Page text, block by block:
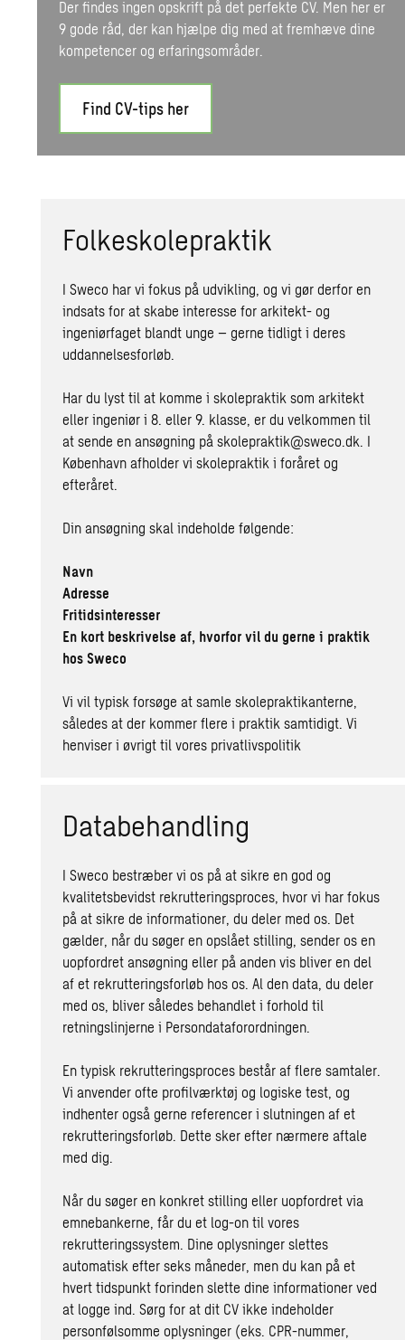
Der findes ingen opskrift på det perfekte CV. Men her er
9 gode råd, der kan hjælpe dig med at fremhæve dine
kompetencer og erfaringsområder.
Find CV-tips her
Folkeskolepraktik
I Sweco har vi fokus på udvikling, og vi gør derfor en
indsats for at skabe interesse for arkitekt- og
ingeniørfaget blandt unge – gerne tidligt i deres
uddannelsesforløb.
Har du lyst til at komme i skolepraktik som arkitekt
eller ingeniør i 8. eller 9. klasse, er du velkommen til
at sende en ansøgning påskolepraktik@sweco.dk . I
København afholder vi skolepraktik i foråret og
efteråret.
Din ansøgning skal indeholde følgende:
Navn
Adresse
Fritidsinteresser
En kort beskrivelse af, hvorfor vil du gerne i praktik
hos Sweco
Vi vil typisk forsøge at samle skolepraktikanterne,
således at der kommer flere i praktik samtidigt. Vi
henviser i øvrigt til vores privatlivspolitik
Databehandling
I Sweco bestræber vi os på at sikre en god og
kvalitetsbevidst rekrutteringsproces, hvor vi har fokus
på at sikre de informationer, du deler med os. Det
gælder, når du søger en opslået stilling, sender os en
uopfordret ansøgning eller på anden vis bliver en del
af et rekrutteringsforløb hos os. Al den data, du deler
med os, bliver således behandlet i forhold til
retningslinjerne i Persondataforordningen.
En typisk rekrutteringsproces består af flere samtaler.
Vi anvender ofte profilværktøj og logiske test, og
indhenter også gerne referencer i slutningen af et
rekrutteringsforløb. Dette sker efter nærmere aftale
med dig.
Når du søger en konkret stilling eller uopfordret via
emnebankerne, får du et log-on til vores
rekrutteringssystem. Dine oplysninger slettes
automatisk efter seks måneder, men du kan på et
hvert tidspunkt forinden slette dine informationer ved
at logge ind. Sørg for at dit CV ikke indeholder
personfølsomme oplysninger (eks. CPR-nummer,